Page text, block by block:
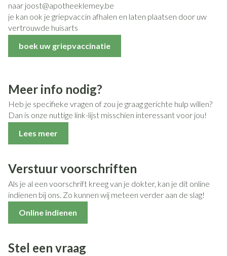
naar joost@apotheeklemey.be
je kan ook je griepvaccin afhalen en laten plaatsen door uw
vertrouwde huisarts
boek uw griepvaccinatie
Meer info nodig?
Heb je specifieke vragen of zou je graag gerichte hulp willen?
Dan is onze nuttige link-lijst misschien interessant voor jou!
Lees meer
Verstuur voorschriften
Als je al een voorschrift kreeg van je dokter, kan je dit online
indienen bij ons. Zo kunnen wij meteen verder aan de slag!
Online indienen
Stel een vraag